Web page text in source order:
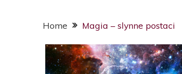
Home Magia – slynne postaci